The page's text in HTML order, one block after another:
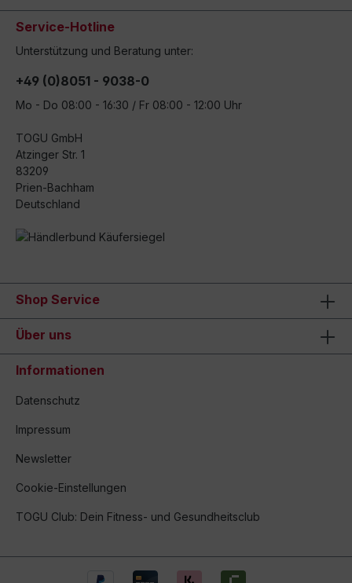
Service-Hotline
Unterstützung und Beratung unter:
+49 (0)8051 - 9038-0
Mo - Do 08:00 - 16:30 / Fr 08:00 - 12:00 Uhr
TOGU GmbH
Atzinger Str. 1
83209
Prien-Bachham
Deutschland
Shop Service
Über uns
Informationen
Datenschutz
Impressum
Newsletter
Cookie-Einstellungen
TOGU Club: Dein Fitness- und Gesundheitsclub